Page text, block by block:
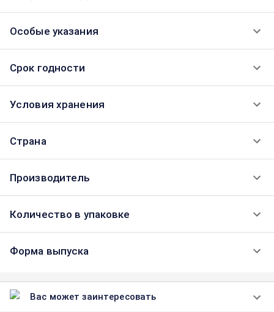
Особые указания
Срок годности
Условия хранения
Страна
Производитель
Количество в упаковке
Форма выпуска
Вас может заинтересовать